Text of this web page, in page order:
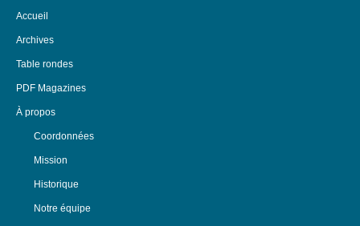
Accueil
Archives
Table rondes
PDF Magazines
À propos
Coordonnées
Mission
Historique
Notre équipe